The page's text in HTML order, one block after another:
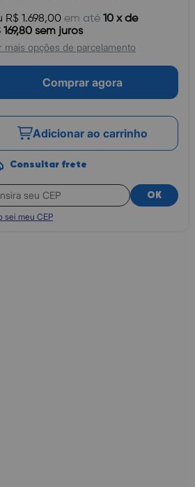
R$ 1.698,00em até 10 x de
169,80 sem juros
mais opções de parcelamento
Comprar agora
Adicionar ao carrinho
Consultar frete
OK
sei meu CEP